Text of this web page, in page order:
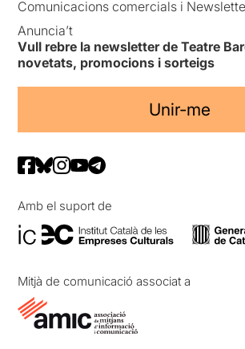
Comunicacions comercials i
Anuncia’t
Vull rebre la newsletter de Teatre
novetats, promocions i sorteigs
Unir-me
Amb el suport de
Mitjà de comunicació associat a